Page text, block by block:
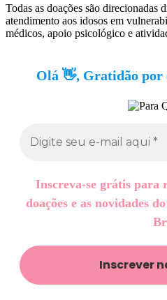
Todas as doações são direcionadas
atendimento aos idosos em
médicos, apoio psicológico e
Olá 👋, Gratidão por
Inscreva-se grátis para
doações e as novidades